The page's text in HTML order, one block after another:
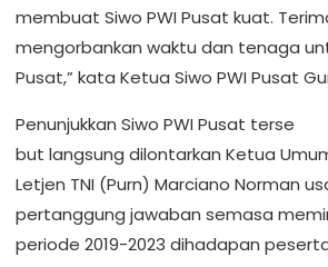
membuat Siwo PWI Pusat kuat.
mengorbankan waktu dan tenaga
Pusat,” kata Ketua Siwo PWI Pusat
Penunjukkan Siwo PWI Pusat terse
but langsung dilontarkan Ketua
Letjen TNI (Purn) Marciano Norman
pertanggung jawaban semasa
periode 2019-2023 dihadapan